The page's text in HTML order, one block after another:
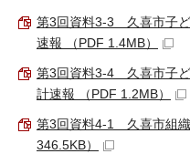
第3回資料3-3 久喜市子
速報 （PDF 1.4MB）
第3回資料3-4 久喜市子
計速報 （PDF 1.2MB）
第3回資料4-1 久喜市組
346.5KB）